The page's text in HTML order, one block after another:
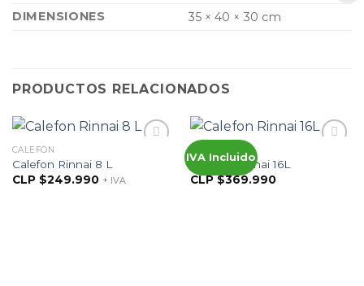
DIMENSIONES
35 × 40 × 30 cm
PRODUCTOS RELACIONADOS
CALEFÓN
Calefon Rinnai 8 L
CLP $249.990 + IVA
IVA Incluido
Calefon Rinnai 16L
CLP $369.990